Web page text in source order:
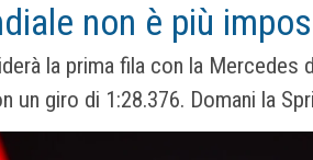
non è più
la prima fila con la Mercedes
un giro di 1:28.376. Domani la